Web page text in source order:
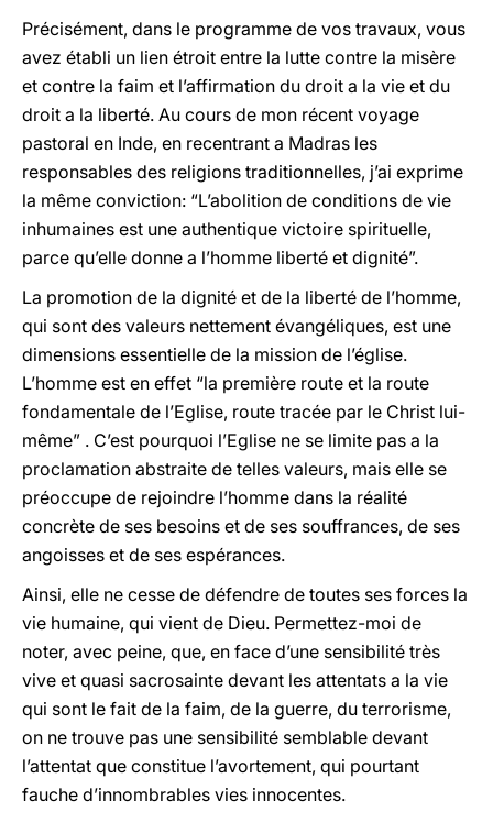
Précisément, dans le programme de vos travaux, vous
avez établi un lien étroit entre la lutte contre la misère
et contre la faim et l’affirmation du droit a la vie et du
droit a la liberté. Au cours de mon récent voyage
pastoral en Inde, en recentrant a Madras les
responsables des religions traditionnelles, j’ai exprime
la même conviction: “L’abolition de conditions de vie
inhumaines est une authentique victoire spirituelle,
parce qu’elle donne a l’homme liberté et dignité”.
La promotion de la dignité et de la liberté de l’homme,
qui sont des valeurs nettement évangéliques, est une
dimensions essentielle de la mission de l’église.
L’homme est en effet “la première route et la route
fondamentale de l’Eglise, route tracée par le Christ lui-
même” . C’est pourquoi l’Eglise ne se limite pas a la
proclamation abstraite de telles valeurs, mais elle se
préoccupe de rejoindre l’homme dans la réalité
concrète de ses besoins et de ses souffrances, de ses
angoisses et de ses espérances.
Ainsi, elle ne cesse de défendre de toutes ses forces la
vie humaine, qui vient de Dieu. Permettez-moi de
noter, avec peine, que, en face d’une sensibilité très
vive et quasi sacrosainte devant les attentats a la vie
qui sont le fait de la faim, de la guerre, du terrorisme,
on ne trouve pas une sensibilité semblable devant
l’attentat que constitue l’avortement, qui pourtant
fauche d’innombrables vies innocentes.